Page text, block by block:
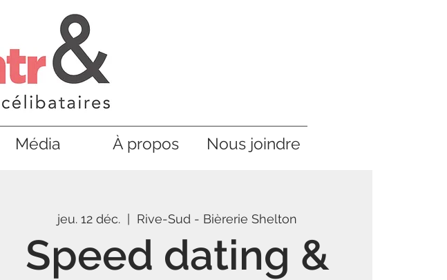
Média À propos Nous joindre
jeu. 12 déc. Rive-Sud - Bièrerie Shelton
Speed dating &